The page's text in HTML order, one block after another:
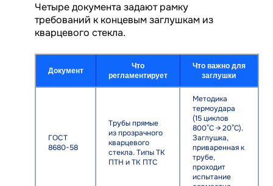
Четыре документа задают рамку
требований к концевым заглушкам из
кварцевого стекла.
Документ
Что
регламентирует
Что важно для
заглушки
ГОСТ
8680-58
Трубы прямые
из прозрачного
кварцевого
стекла. Типы ТК
ПТН и ТК ПТС
Методика
термоудара
(15 циклов
800°C → 20°C).
Заглушка,
приваренная к
трубе,
проходит
испытание